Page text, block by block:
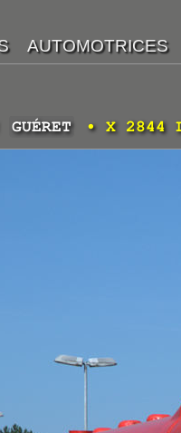
GUÉRET • X 2844